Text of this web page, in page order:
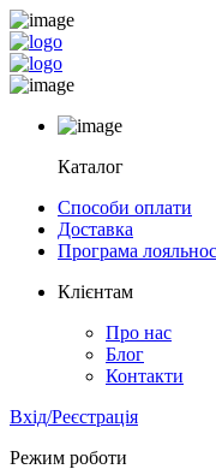
Каталог
Способи оплати
Доставка
Програма
Клієнтам
Про нас
Блог
Контакти
Вхід/Реєстрація
Режим роботи